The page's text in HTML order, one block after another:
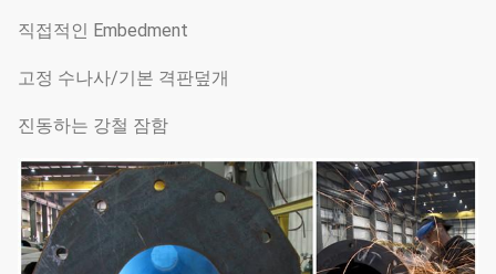
직접적인 Embedment
고정 수나사/기본 격판덮개
진동하는 강철 잠함